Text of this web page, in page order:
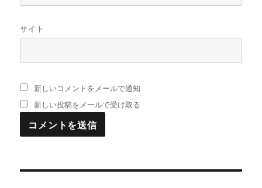
サイト
新しいコメントをメールで通知
新しい投稿をメールで受け取る